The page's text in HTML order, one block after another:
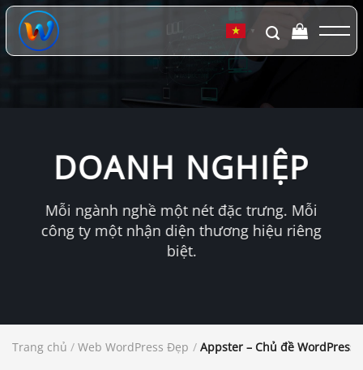
Chuyển
đến
dung
▼
DOANH NGHIỆP
Mỗi ngành nghề một nét đặc trưng. Mỗi
công ty một nhận diện thương hiệu riêng
biệt.
Trang chủ / Web WordPress Đẹp / Appster – Chủ đề